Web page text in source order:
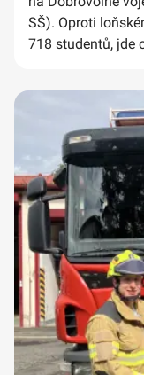
SŠ). Oproti
718 studentů, jde